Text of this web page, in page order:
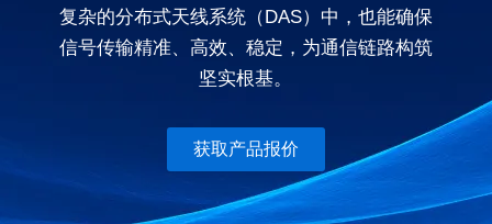
复杂的分布式天线系统（DAS）中，也能确保
信号传输精准、高效、稳定，为通信链路构筑
坚实根基。
获取产品报价